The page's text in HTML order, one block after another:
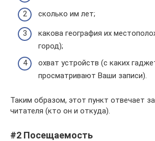
сколько им лет;
какова география их
город);
охват устройств (с каких
просматривают Ваши записи).
Таким образом, этот пункт отвечает
читателя (кто он и откуда).
#2 Посещаемость